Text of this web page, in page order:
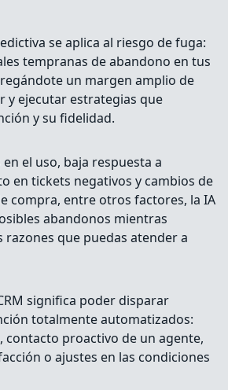
se aplica al riesgo de fuga:
tempranas de abandono en tus
un margen amplio de
y ejecutar estrategias que
y su fidelidad.
el uso, baja respuesta a
en tickets negativos y cambios de
compra, entre otros factores, la IA
abandonos mientras
que puedas atender a
significa poder disparar
totalmente automatizados:
contacto proactivo de un agente,
o ajustes en las condiciones